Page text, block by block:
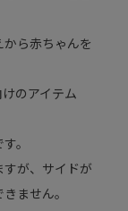
ら赤ちゃんを
のアイテム
。
が、サイドが
ません。